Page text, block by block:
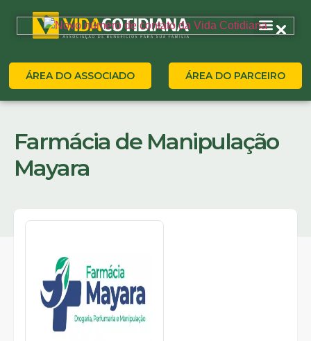
ÁREA DO ASSOCIADO ÁREA DO PARCEIRO
Farmácia de Manipulação
Mayara